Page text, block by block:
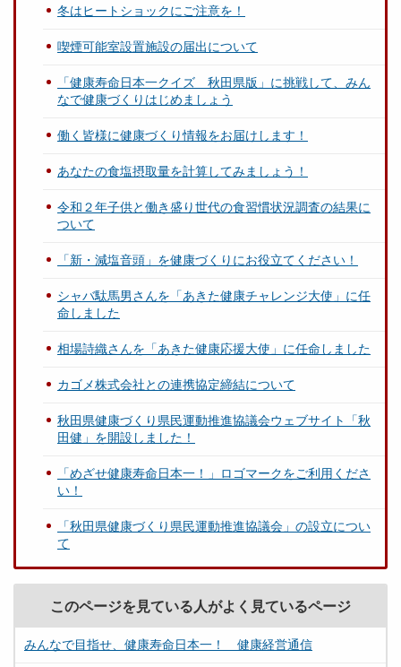
冬はヒートショックにご注意を！
喫煙可能室設置施設の届出について
「健康寿命日本一クイズ 秋田県版」に挑戦して、みん
なで健康づくりはじめましょう
働く皆様に健康づくり情報をお届けします！
あなたの食塩摂取量を計算してみましょう！
令和２年子供と働き盛り世代の食習慣状況調査の結果に
ついて
「新・減塩音頭」を健康づくりにお役立てください！
シャバ駄馬男さんを「あきた健康チャレンジ大使」に任
命しました
相場詩織さんを「あきた健康応援大使」に任命しました
カゴメ株式会社との連携協定締結について
秋田県健康づくり県民運動推進協議会ウェブサイト「秋
田健」を開設しました！
「めざせ健康寿命日本一！」ロゴマークをご利用くださ
い！
「秋田県健康づくり県民運動推進協議会」の設立につい
て
このページを見ている人がよく見ているページ
みんなで目指せ、健康寿命日本一！ 健康経営通信